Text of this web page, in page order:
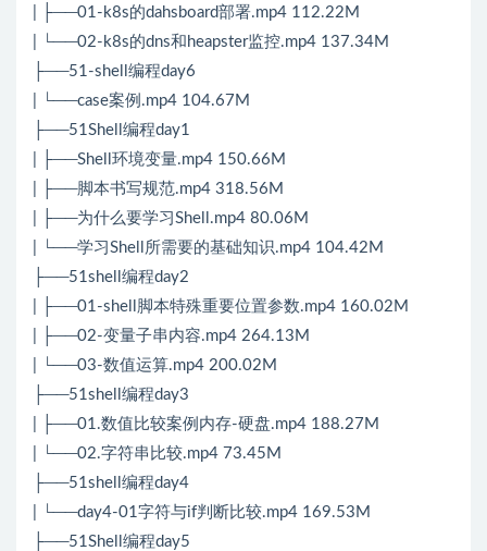
| ├──01-k8s的dahsboard部署.mp4 112.22M
| └──02-k8s的dns和heapster监控.mp4 137.34M
├──51-shell编程day6
| └──case案例.mp4 104.67M
├──51Shell编程day1
| ├──Shell环境变量.mp4 150.66M
| ├──脚本书写规范.mp4 318.56M
| ├──为什么要学习Shell.mp4 80.06M
| └──学习Shell所需要的基础知识.mp4 104.42M
├──51shell编程day2
| ├──01-shell脚本特殊重要位置参数.mp4 160.02M
| ├──02-变量子串内容.mp4 264.13M
| └──03-数值运算.mp4 200.02M
├──51shell编程day3
| ├──01.数值比较案例内存-硬盘.mp4 188.27M
| └──02.字符串比较.mp4 73.45M
├──51shell编程day4
| └──day4-01字符与if判断比较.mp4 169.53M
├──51Shell编程day5